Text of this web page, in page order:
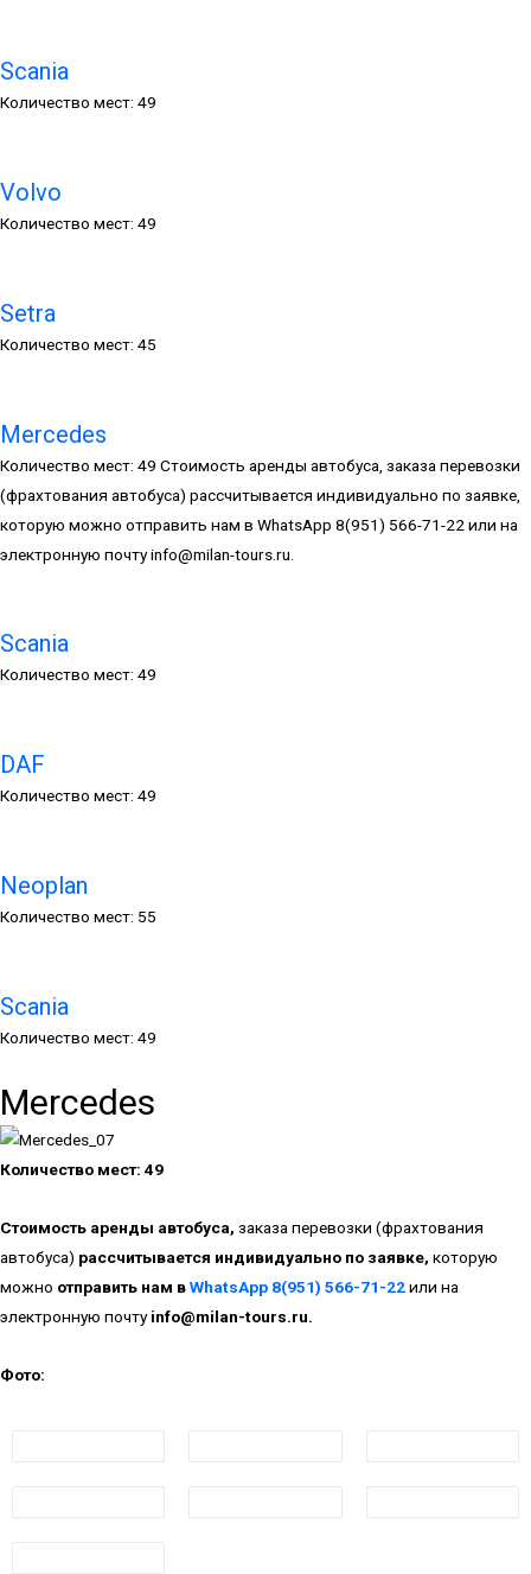
Scania
Количество мест: 49
Volvo
Количество мест: 49
Setra
Количество мест: 45
Mercedes
Количество мест: 49 Стоимость аренды автобуса, заказа перевозки
(фрахтования автобуса) рассчитывается индивидуально по заявке,
которую можно отправить нам в WhatsApp 8(951) 566-71-22 или на
электронную почту info@milan-tours.ru.
Scania
Количество мест: 49
DAF
Количество мест: 49
Neoplan
Количество мест: 55
Scania
Количество мест: 49
Mercedes
Количество мест: 49
Стоимость аренды автобуса, заказа перевозки (фрахтования
автобуса) рассчитывается индивидуально по заявке, которую
можно отправить нам вWhatsApp 8(951) 566-71-22или на
электронную почтуinfo@milan-tours.ru.
Фото: